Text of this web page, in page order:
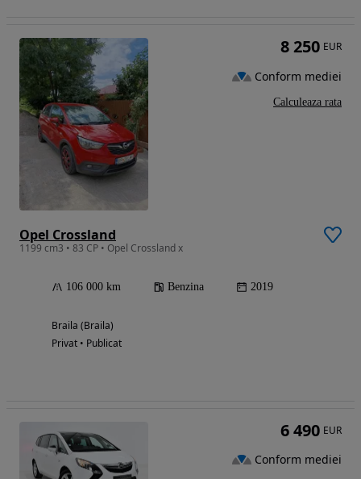
Opel Crossland
1199 cm3 • 83 CP • Opel Crossland x
106 000 km Benzina 2019
Braila (Braila)
Privat • Publicat
8 250 EUR
Conform mediei
Calculeaza rata
6 490 EUR
Conform mediei